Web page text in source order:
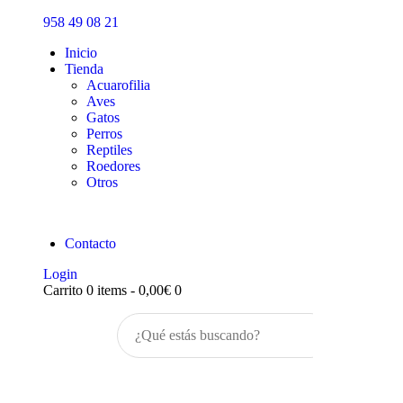
958 49 08 21
Inicio
Tienda
Acuarofilia
Aves
Gatos
Perros
Reptiles
Roedores
Otros
Contacto
Login
Carrito 0 items - 0,00€ 0
Inicio